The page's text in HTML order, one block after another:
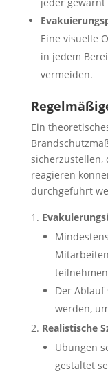
Eine visuelle
in jedem
vermeiden.
Ein
sicherzustellen,
reagieren
durchgeführt
Der
werden,
Realistische
Übungen
gestaltet